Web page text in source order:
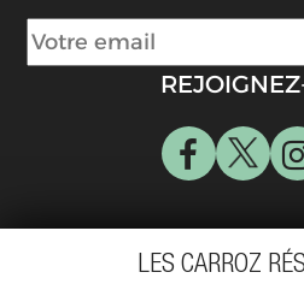
LES CARROZ